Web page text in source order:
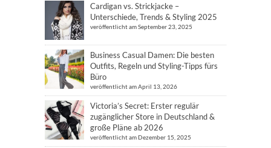
Cardigan vs. Strickjacke –
Unterschiede, Trends & Styling 2025
veröffentlicht am September 23, 2025
Business Casual Damen: Die besten
Outfits, Regeln und Styling-Tipps fürs
Büro
veröffentlicht am April 13, 2026
Victoria’s Secret: Erster regulär
zugänglicher Store in Deutschland &
große Pläne ab 2026
veröffentlicht am Dezember 15, 2025